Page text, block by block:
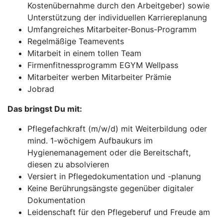
Kostenübernahme durch den Arbeitgeber) sowie
Unterstützung der individuellen Karriereplanung
Umfangreiches Mitarbeiter-Bonus-Programm
Regelmäßige Teamevents
Mitarbeit in einem tollen Team
Firmenfitnessprogramm EGYM Wellpass
Mitarbeiter werben Mitarbeiter Prämie
Jobrad
Das bringst Du mit:
Pflegefachkraft (m/w/d) mit Weiterbildung oder
mind. 1-wöchigem Aufbaukurs im
Hygienemanagement oder die Bereitschaft,
diesen zu absolvieren
Versiert in Pflegedokumentation und -planung
Keine Berührungsängste gegenüber digitaler
Dokumentation
Leidenschaft für den Pflegeberuf und Freude am